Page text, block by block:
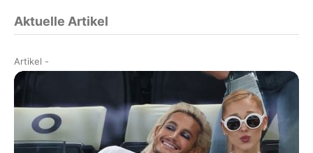
Aktuelle Artikel
Artikel -